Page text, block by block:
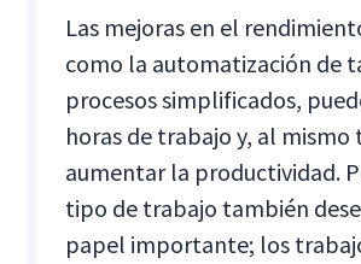
Las mejoras en el
como la automatización de
procesos simplificados,
horas de trabajo y, al mismo
aumentar la productividad.
tipo de trabajo también
papel importante; los